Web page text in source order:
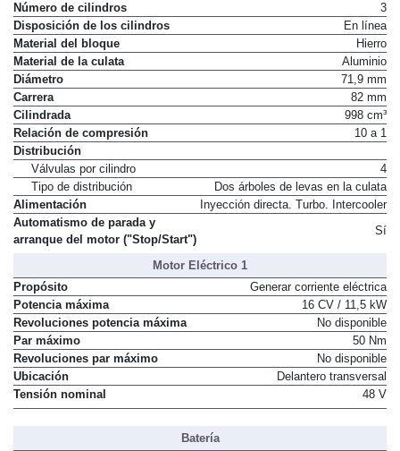
Número de cilindros
3
Disposición de los cilindros
En línea
Material del bloque
Hierro
Material de la culata
Aluminio
Diámetro
71,9 mm
Carrera
82 mm
Cilindrada
998 cm³
Relación de compresión
10 a 1
Distribución
Válvulas por cilindro
4
Tipo de distribución
Dos árboles de levas en la culata
Alimentación
Inyección directa. Turbo. Intercooler
Automatismo de parada y
arranque del motor ("Stop/Start")
Sí
Motor Eléctrico 1
Propósito
Generar corriente eléctrica
Potencia máxima
16 CV / 11,5 kW
Revoluciones potencia máxima
No disponible
Par máximo
50 Nm
Revoluciones par máximo
No disponible
Ubicación
Delantero transversal
Tensión nominal
48 V
Batería